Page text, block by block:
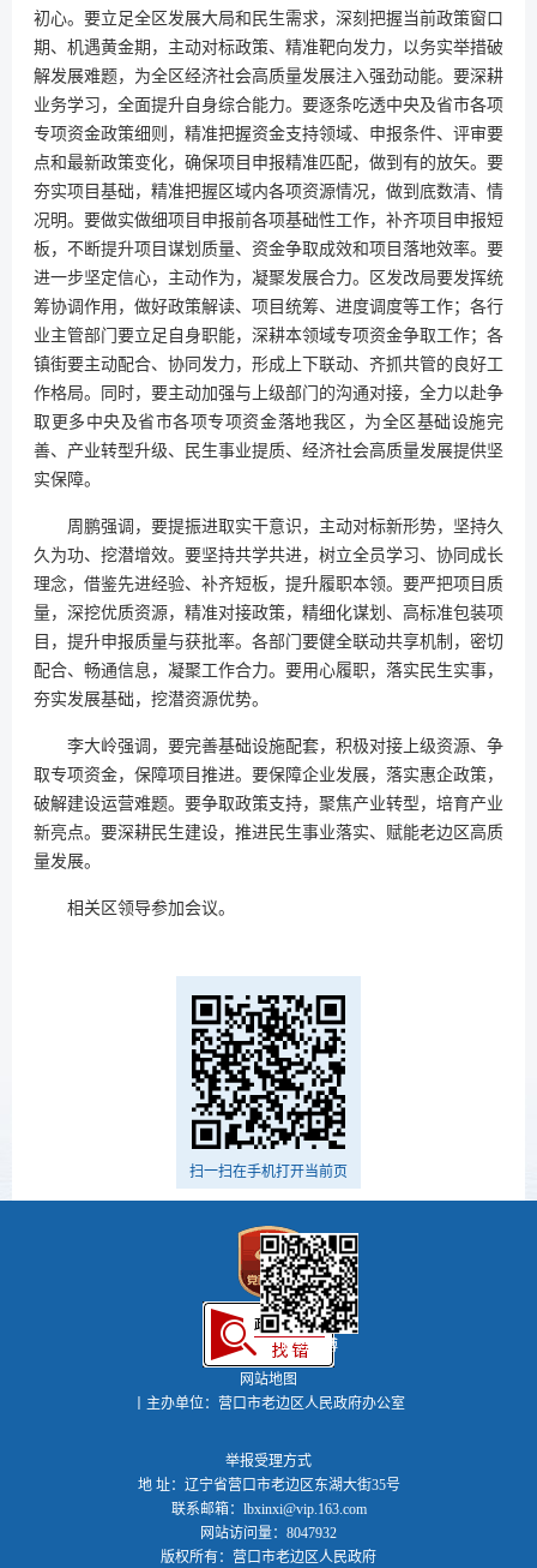
初心。要立足全区发展大局和民生需求，深刻把握当前政策窗口
期、机遇黄金期，主动对标政策、精准靶向发力，以务实举措破
解发展难题，为全区经济社会高质量发展注入强劲动能。要深耕
业务学习，全面提升自身综合能力。要逐条吃透中央及省市各项
专项资金政策细则，精准把握资金支持领域、申报条件、评审要
点和最新政策变化，确保项目申报精准匹配，做到有的放矢。要
夯实项目基础，精准把握区域内各项资源情况，做到底数清、情
况明。要做实做细项目申报前各项基础性工作，补齐项目申报短
板，不断提升项目谋划质量、资金争取成效和项目落地效率。要
进一步坚定信心，主动作为，凝聚发展合力。区发改局要发挥统
筹协调作用，做好政策解读、项目统筹、进度调度等工作；各行
业主管部门要立足自身职能，深耕本领域专项资金争取工作；各
镇街要主动配合、协同发力，形成上下联动、齐抓共管的良好工
作格局。同时，要主动加强与上级部门的沟通对接，全力以赴争
取更多中央及省市各项专项资金落地我区，为全区基础设施完
善、产业转型升级、民生事业提质、经济社会高质量发展提供坚
实保障。
周鹏强调，要提振进取实干意识，主动对标新形势，坚持久
久为功、挖潜增效。要坚持共学共进，树立全员学习、协同成长
理念，借鉴先进经验、补齐短板，提升履职本领。要严把项目质
量，深挖优质资源，精准对接政策，精细化谋划、高标准包装项
目，提升申报质量与获批率。各部门要健全联动共享机制，密切
配合、畅通信息，凝聚工作合力。要用心履职，落实民生实事，
夯实发展基础，挖潜资源优势。
李大岭强调，要完善基础设施配套，积极对接上级资源、争
取专项资金，保障项目推进。要保障企业发展，落实惠企政策，
破解建设运营难题。要争取政策支持，聚焦产业转型，培育产业
新亮点。要深耕民生建设，推进民生事业落实、赋能老边区高质
量发展。
相关区领导参加会议。
扫一扫在手机打开当前页
政务微博
网站地图
丨主办单位：营口市老边区人民政府办公室
举报受理方式
地 址：辽宁省营口市老边区东湖大街35号
联系邮箱：lbxinxi@vip.163.com
网站访问量：8047932
版权所有：营口市老边区人民政府